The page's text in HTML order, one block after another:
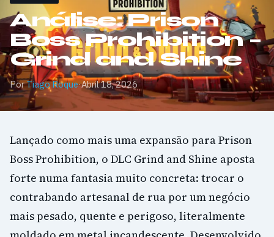
Análise: Prison
Boss Prohibition –
Grind and Shine
PorTiago Roque·Abril 18, 2026
Lançado como mais uma expansão para Prison
Boss Prohibition, o DLC Grind and Shine aposta
forte numa fantasia muito concreta: trocar o
contrabando artesanal de rua por um negócio
mais pesado, quente e perigoso, literalmente